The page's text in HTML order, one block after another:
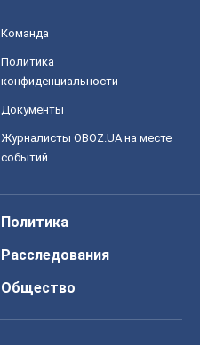
Команда
Политика
конфиденциальности
Документы
Журналисты OBOZ.UA на месте
событий
Политика
Расследования
Общество